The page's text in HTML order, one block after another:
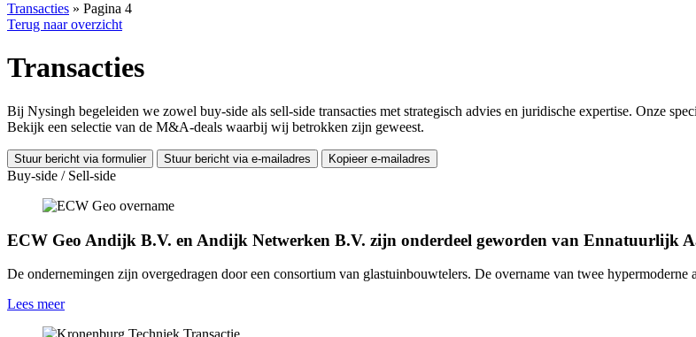
Transacties » Pagina 4
Terug naar overzicht
Transacties
Bij Nysingh begeleiden we zowel buy-side als sell-side transacties met strategisch advies en juridische expertise. Onze
Bekijk een selectie van de M&A-deals waarbij wij betrokken zijn geweest.
Stuur bericht via formulier Stuur bericht via e-mailadres Kopieer e-mailadres
Buy-side / Sell-side
ECW Geo Andijk B.V. en Andijk Netwerken B.V. zijn onderdeel geworden van Ennatuurlijk
De ondernemingen zijn overgedragen door een consortium van glastuinbouwtelers. De overname van twee
Lees meer